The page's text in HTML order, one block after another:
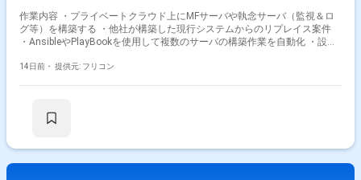
作業内容 ・プライベートクラウド上にMFサーバや執念サーバ（監視＆ロ
グ等）を構築する ・他社が構築した現行システムからのリプレイス案件
・AnsibleやPlayBookを使用して複数のサーバの構築作業を自動化 ・設計
14日前・ 提供元: フリコン